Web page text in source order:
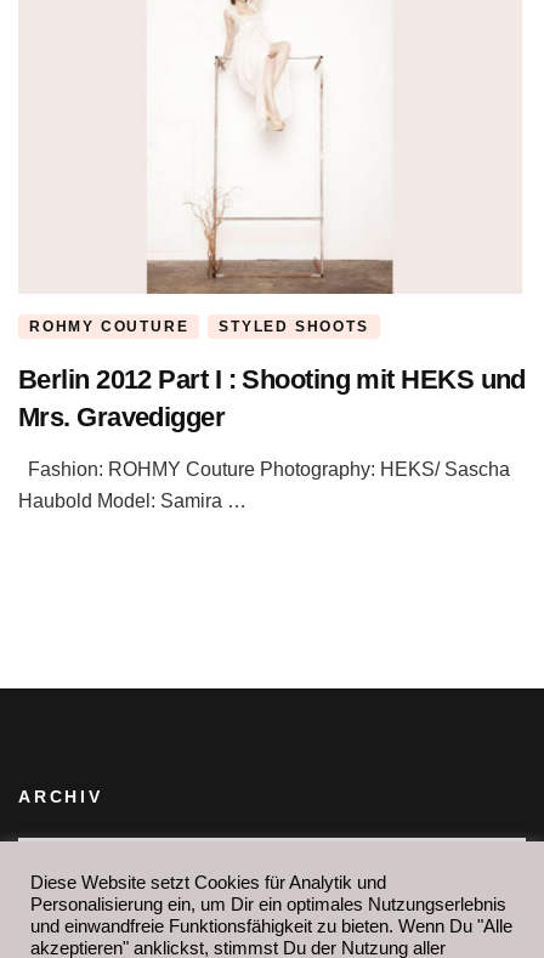
ROHMY COUTURE STYLED SHOOTS
Berlin 2012 Part I : Shooting mit HEKS und
Mrs. Gravedigger
Fashion: ROHMY Couture Photography: HEKS/ Sascha
Haubold Model: Samira …
ARCHIV
IHR FINDET MICH AUCH HIER:
Diese Website setzt Cookies für Analytik und
Personalisierung ein, um Dir ein optimales Nutzungserlebnis
und einwandfreie Funktionsfähigkeit zu bieten. Wenn Du "Alle
akzeptieren" anklickst, stimmst Du der Nutzung aller